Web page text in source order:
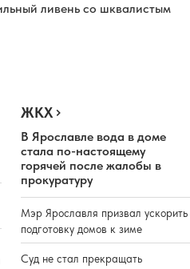
ливень со шквалистым
ЖКХ
В Ярославле вода в доме
стала по-настоящему
горячей после жалобы в
прокуратуру
Мэр Ярославля призвал ускорить
подготовку домов к зиме
Суд не стал прекращать